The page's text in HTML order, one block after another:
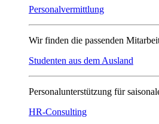
Personalvermittlung
Wir finden die passenden
Studenten aus dem Ausland
Personalunterstützung für
HR-Consulting